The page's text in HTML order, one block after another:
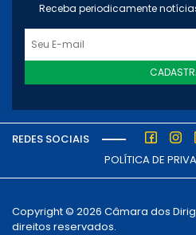
Receba periodicamente
REDES SOCIAIS
POLÍTICA DE
Copyright © 2026 Câmara dos
direitos reservados.